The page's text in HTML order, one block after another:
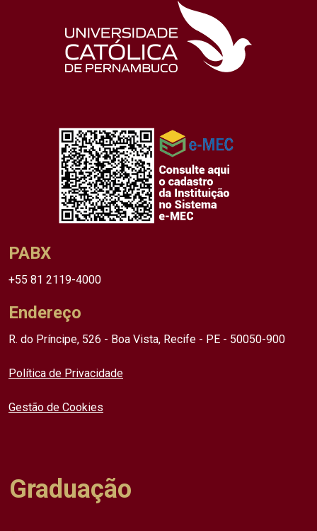
PABX
+55 81 2119-4000
Endereço
R. do Príncipe, 526 - Boa Vista, Recife - PE - 50050-900
Política de Privacidade
Gestão de Cookies
Graduação